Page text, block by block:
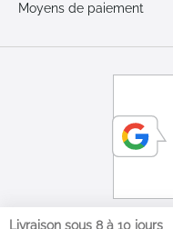
Livraison sous 8 à 10 jours
Moyens de paiement